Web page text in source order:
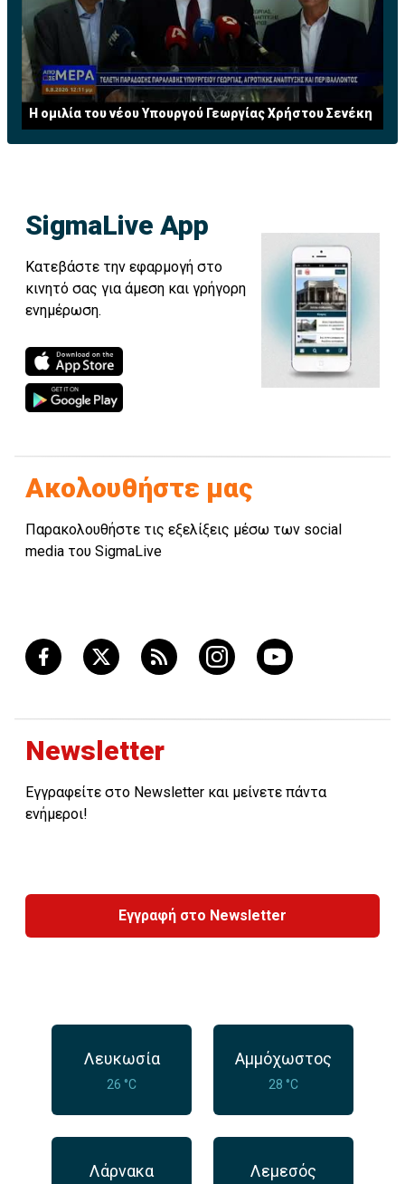
Η ομιλία του νέου Υπουργού Γεωργίας Χρήστου Σενέκη
SigmaLive App
Κατεβάστε την εφαρμογή στο
κινητό σας για άμεση και γρήγορη
ενημέρωση.
Ακολουθήστε μας
Παρακολουθήστε τις εξελίξεις μέσω των social
media του SigmaLive
Newsletter
Εγγραφείτε στο Newsletter και μείνετε πάντα
ενήμεροι!
Εγγραφή στο Newsletter
Λευκωσία
26 °C
Αμμόχωστος
28 °C
Λάρνακα Λεμεσός